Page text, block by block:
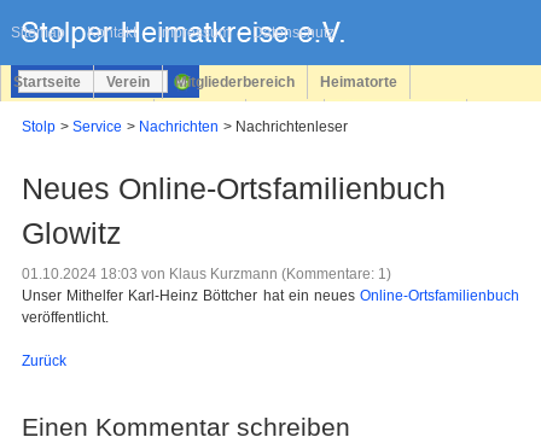
Sitemap Kontakt Impressum Datenschutz
überspringen
Startseite Verein Mitgliederbereich Heimatorte
Stolp Service Nachrichten Nachrichtenleser
Neues Online-Ortsfamilienbuch
Glowitz
01.10.2024 18:03 von Klaus Kurzmann (Kommentare: 1)
Unser Mithelfer Karl-Heinz Böttcher hat ein neues Online-Ortsfamilienbuch
veröffentlicht.
Zurück
Einen Kommentar schreiben